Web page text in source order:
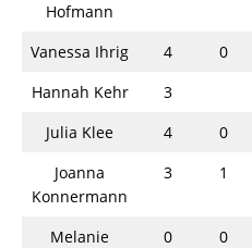
Hofmann
Vanessa Ihrig 4 0
Hannah Kehr
3
Julia Klee
4 0
Joanna
Konnermann
3 1
Melanie
0 0